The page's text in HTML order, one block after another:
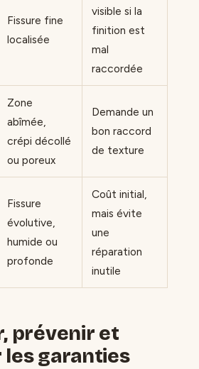
Fissure fine
localisée
visible si la
finition est
mal
raccordée
Zone
abîmée,
crépi décollé
ou poreux
Demande un
bon raccord
de texture
Fissure
évolutive,
humide ou
profonde
Coût initial,
mais évite
une
réparation
inutile
prévenir et
garanties